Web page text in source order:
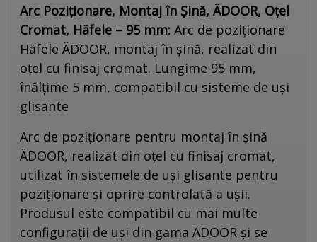
Arc Poziționare, Montaj în Șină, ÄDOOR, Oțel
Cromat, Häfele – 95 mm: Arc de poziționare
Häfele ÄDOOR, montaj în șină, realizat din
oțel cu finisaj cromat. Lungime 95 mm,
înălțime 5 mm, compatibil cu sisteme de uși
glisante
Arc de poziționare pentru montaj în șină
ÄDOOR, realizat din oțel cu finisaj cromat,
utilizat în sistemele de uși glisante pentru
poziționare și oprire controlată a ușii.
Produsul este compatibil cu mai multe
configurații de uși din gama ÄDOOR și se